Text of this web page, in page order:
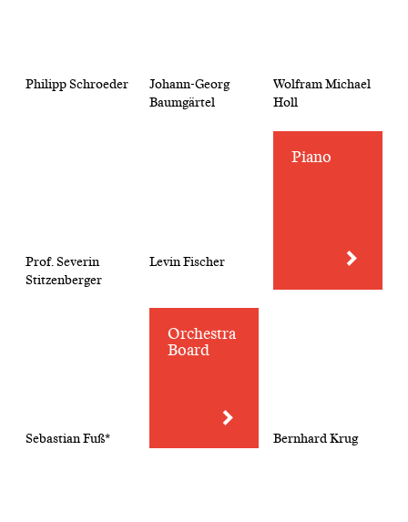
Philipp Schroeder
Johann-Georg
Baumgärtel
Wolfram Michael
Holl
Prof. Severin
Stitzenberger
Levin Fischer
Piano
Sebastian Fuß*
Orchestra
Board
Bernhard Krug